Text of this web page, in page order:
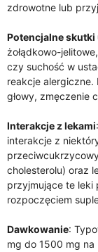
zdrowotne lub
Potencjalne skutki
żołądkowo-
czy suchość w
reakcje
głowy, zmęczenie
Interakcje z lekami
interakcje z
cholesterolu) oraz
przyjmujące te leki
rozpoczęciem
Dawkowanie:
mg do 1500 mg